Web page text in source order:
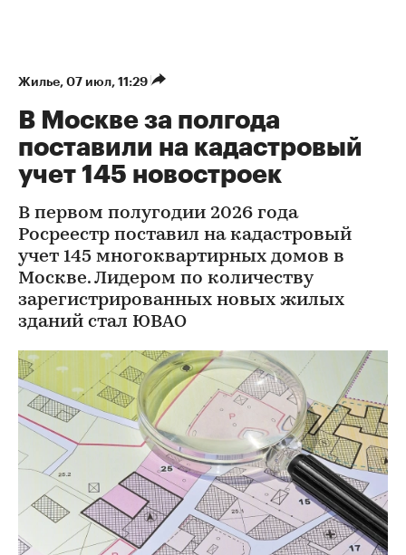
Жилье⁠, 07 июл, 11:29
В Москве за полгода
поставили на кадастровый
учет 145 новостроек
В первом полугодии 2026 года
Росреестр поставил на кадастровый
учет 145 многоквартирных домов в
Москве. Лидером по количеству
зарегистрированных новых жилых
зданий стал ЮВАО